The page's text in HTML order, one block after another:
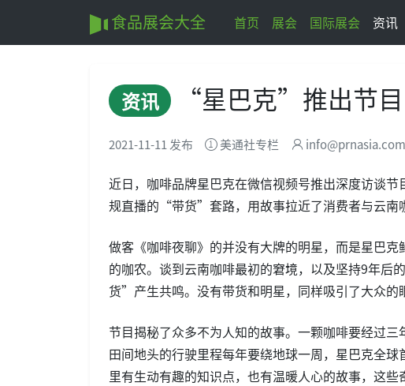
食品展会大全 首页 展会 国际展会 资讯
资讯 “星巴克”推出节
2021-11-11 发布 美通社专栏 info@prnasia.com
近日，咖啡品牌星巴克在微信视频号推出深度访谈
规直播的“带货”套路，用故事拉近了消费者与云南
做客《咖啡夜聊》的并没有大牌的明星，而是星巴
的咖农。谈到云南咖啡最初的窘境，以及坚持9年
货”产生共鸣。没有带货和明星，同样吸引了大众的
节目揭秘了众多不为人知的故事。一颗咖啡要经过
田间地头的行驶里程每年要绕地球一周，星巴克全
里有生动有趣的知识点，也有温暖人心的故事，这